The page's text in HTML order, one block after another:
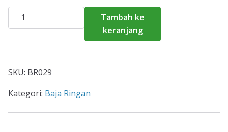
Kuantitas
Harga
Kaler
2026
Tambah ke
keranjang
SKU: BR029
Kategori: Baja Ringan